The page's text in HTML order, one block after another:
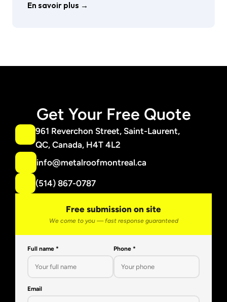
En savoir plus →
Get Your Free Quote
961 Reverchon Street, Saint-Laurent,
QC, Canada, H4T 4L2
info@metalroofmontreal.ca
(514) 867-0787
Free submission on site
We come to you — fast response guaranteed
Full name * Phone *
Email